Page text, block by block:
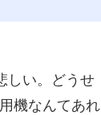
しい。どうせ
機なんてあれ